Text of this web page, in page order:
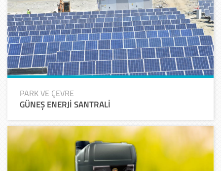
PARK VE ÇEVRE
GÜNEŞ ENERJİ SANTRALİ